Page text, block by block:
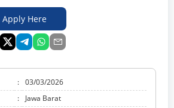
Apply Here
: 03/03/2026
:
Jawa Barat